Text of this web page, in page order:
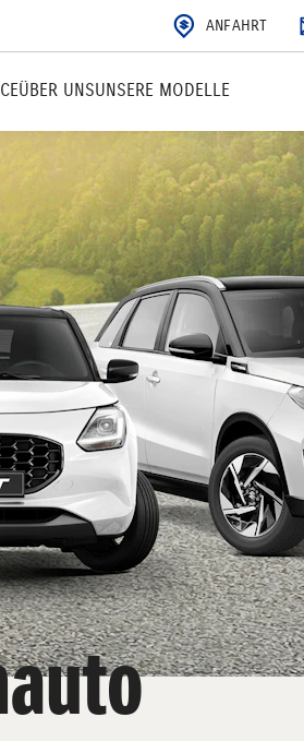
ANFAHRT
ÜBER UNSUNSERE MODELLE